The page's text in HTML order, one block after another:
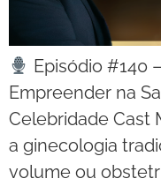
Episódio #140
Empreender na
Celebridade Cast
a ginecologia
volume ou